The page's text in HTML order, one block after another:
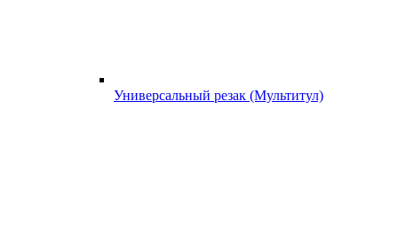
Универсальный резак (Мультитул)